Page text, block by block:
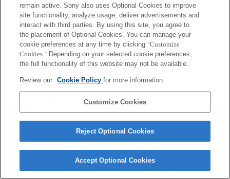
Contact Us
Copyright 2026 Sony Corporation
remain active. Sony also uses Optional Cookies to improve
site functionality, analyze usage, deliver advertisements and
interact with third parties. By using this site, you agree to
the placement of Optional Cookies. You can manage your
cookie preferences at any time by clicking "Customize
Cookies." Depending on your selected cookie preferences,
the full functionality of this website may not be available.
Review our Cookie Policyfor more information.
Customize Cookies
Reject Optional Cookies
Accept Optional Cookies